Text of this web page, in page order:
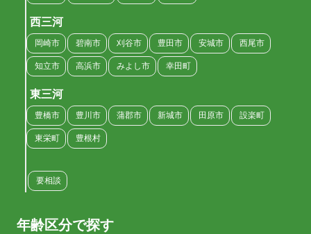
西三河
岡崎市 碧南市 刈谷市 豊田市 安城市 西尾市
知立市 高浜市 みよし市 幸田町
東三河
豊橋市 豊川市 蒲郡市 新城市 田原市 設楽町
東栄町 豊根村
要相談
年齢区分で探す